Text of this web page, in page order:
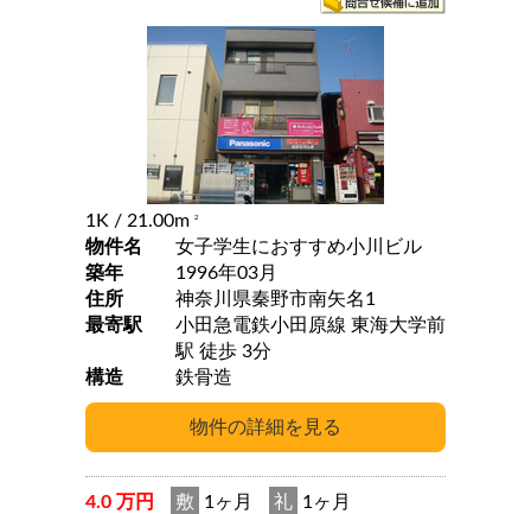
1K / 21.00m 2
物件名
女子学生におすすめ小川ビル
築年
1996年03月
住所
神奈川県秦野市南矢名1
最寄駅
小田急電鉄小田原線 東海大学前
駅 徒歩 3分
構造
鉄骨造
4.0 万円 敷 1ヶ月 礼 1ヶ月